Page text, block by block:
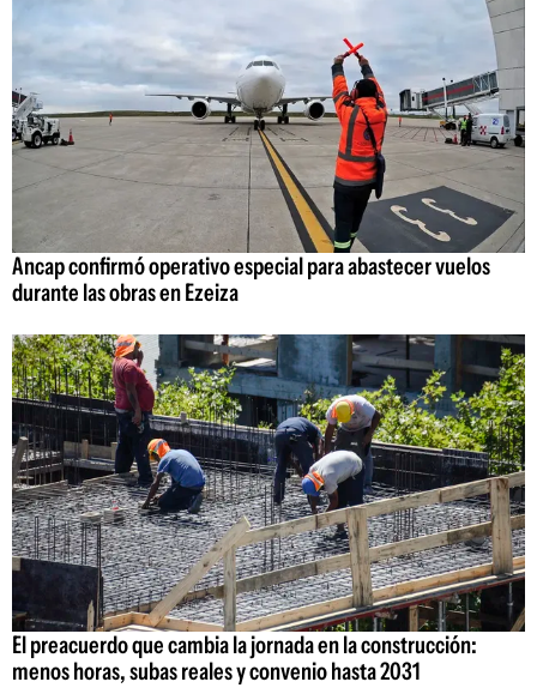
Ancap confirmó operativo especial para abastecer vuelos
durante las obras en Ezeiza
El preacuerdo que cambia la jornada en la construcción:
menos horas, subas reales y convenio hasta 2031